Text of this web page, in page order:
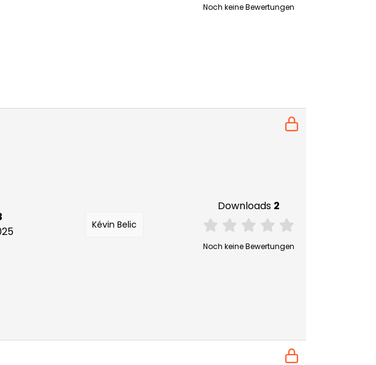
Noch keine Bewertungen
Kévin Belic
Downloads 2
Noch keine Bewertungen